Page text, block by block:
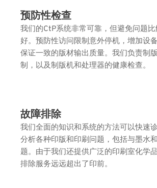
预防性检查
我们的CtP系统非常可靠，但避免问题
好。预防性访问限制意外停机，增加设
保证一致的版材输出质量。我们负责制
制，以及制版机和处理器的健康检查。
故障排除
我们全面的知识和系统的方法可以快速
分析各种印版和印刷问题，包括与墨水
题。由于我们还提供广泛的印刷室化学
排除服务远远超出了印前。